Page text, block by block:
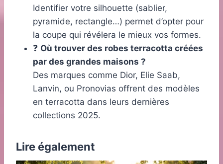
Identifier votre silhouette (sablier,
pyramide, rectangle…) permet d’opter pour
la coupe qui révélera le mieux vos formes.
❓ Où trouver des robes terracotta créées
par des grandes maisons ?
Des marques comme Dior, Elie Saab,
Lanvin, ou Pronovias offrent des modèles
en terracotta dans leurs dernières
collections 2025.
Lire également